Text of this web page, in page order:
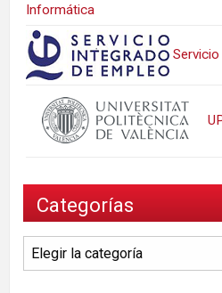
Informática
Categorías
Categorías